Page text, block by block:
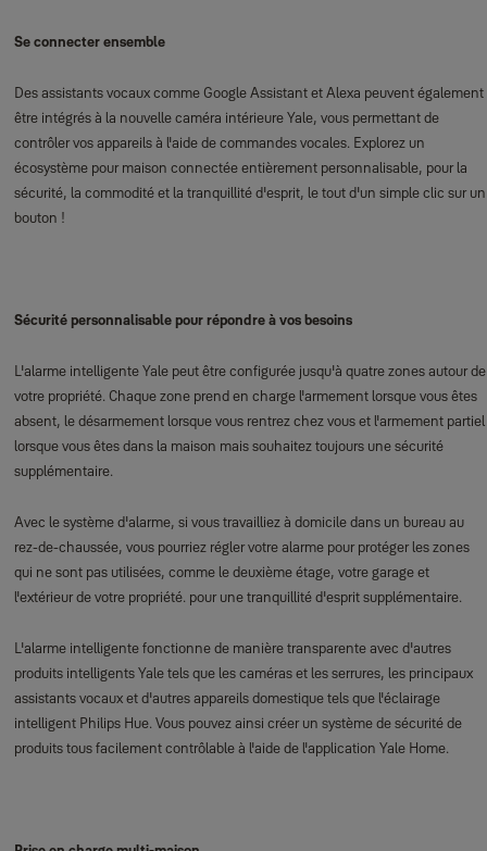
Se connecter ensemble
Des assistants vocaux comme Google Assistant et Alexa peuvent également
être intégrés à la nouvelle caméra intérieure Yale, vous permettant de
contrôler vos appareils à l'aide de commandes vocales. Explorez un
écosystème pour maison connectée entièrement personnalisable, pour la
sécurité, la commodité et la tranquillité d'esprit, le tout d'un simple clic sur un
bouton !
Sécurité personnalisable pour répondre à vos besoins
L'alarme intelligente Yale peut être configurée jusqu'à quatre zones autour de
votre propriété. Chaque zone prend en charge l'armement lorsque vous êtes
absent, le désarmement lorsque vous rentrez chez vous et l'armement partiel
lorsque vous êtes dans la maison mais souhaitez toujours une sécurité
supplémentaire.
Avec le système d'alarme, si vous travailliez à domicile dans un bureau au
rez-de-chaussée, vous pourriez régler votre alarme pour protéger les zones
qui ne sont pas utilisées, comme le deuxième étage, votre garage et
l'extérieur de votre propriété. pour une tranquillité d'esprit supplémentaire.
L'alarme intelligente fonctionne de manière transparente avec d'autres
produits intelligents Yale tels que les caméras et les serrures, les principaux
assistants vocaux et d'autres appareils domestique tels que l'éclairage
intelligent Philips Hue. Vous pouvez ainsi créer un système de sécurité de
produits tous facilement contrôlable à l'aide de l'application Yale Home.